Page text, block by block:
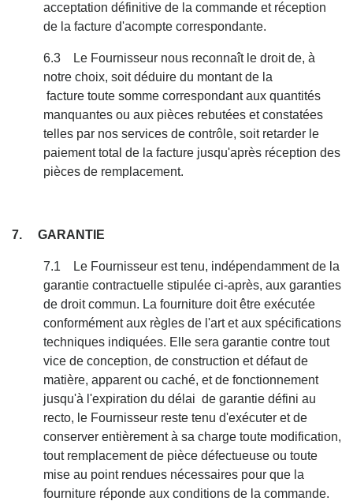
acceptation définitive de la commande et réception
de la facture d'acompte correspondante.
6.3 Le Fournisseur nous reconnaît le droit de, à
notre choix, soit déduire du montant de la
facture toute somme correspondant aux quantités
manquantes ou aux pièces rebutées et constatées
telles par nos services de contrôle, soit retarder le
paiement total de la facture jusqu'après réception des
pièces de remplacement.
7. GARANTIE
7.1 Le Fournisseur est tenu, indépendamment de la
garantie contractuelle stipulée ci-après, aux garanties
de droit commun. La fourniture doit être exécutée
conformément aux règles de l'art et aux spécifications
techniques indiquées. Elle sera garantie contre tout
vice de conception, de construction et défaut de
matière, apparent ou caché, et de fonctionnement
jusqu'à l'expiration du délai de garantie défini au
recto, le Fournisseur reste tenu d'exécuter et de
conserver entièrement à sa charge toute modification,
tout remplacement de pièce défectueuse ou toute
mise au point rendues nécessaires pour que la
fourniture réponde aux conditions de la commande.